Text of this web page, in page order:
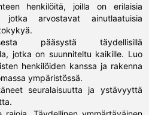
henkilöitä, joilla on erilaisia
arvostavat ainutlaatuisia
pääsystä täydellisillä
jotka on suunniteltu kaikille. Luo
henkilöiden kanssa ja rakenna
ympäristössä.
seuralaisuutta ja ystävyyttä